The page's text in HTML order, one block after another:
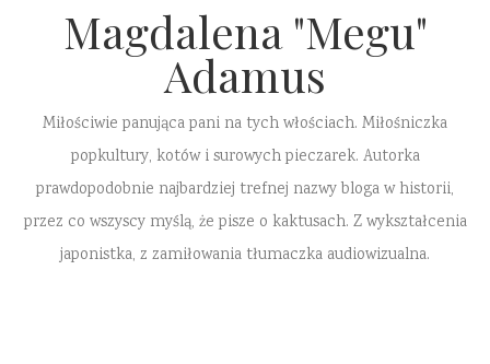
Magdalena "Megu"
Adamus
Miłościwie panująca pani na tych włościach. Miłośniczka
popkultury, kotów i surowych pieczarek. Autorka
prawdopodobnie najbardziej trefnej nazwy bloga w historii,
przez co wszyscy myślą, że pisze o kaktusach. Z wykształcenia
japonistka, z zamiłowania tłumaczka audiowizualna.